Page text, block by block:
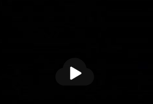
放